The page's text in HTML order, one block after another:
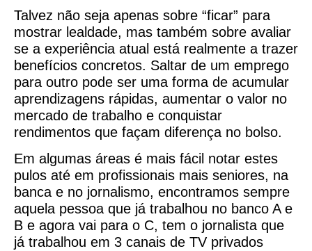
Talvez não seja apenas sobre “ficar” para
mostrar lealdade, mas também sobre avaliar
se a experiência atual está realmente a trazer
benefícios concretos. Saltar de um emprego
para outro pode ser uma forma de acumular
aprendizagens rápidas, aumentar o valor no
mercado de trabalho e conquistar
rendimentos que façam diferença no bolso.
Em algumas áreas é mais fácil notar estes
pulos até em profissionais mais seniores, na
banca e no jornalismo, encontramos sempre
aquela pessoa que já trabalhou no banco A e
B e agora vai para o C, tem o jornalista que
já trabalhou em 3 canais de TV privados